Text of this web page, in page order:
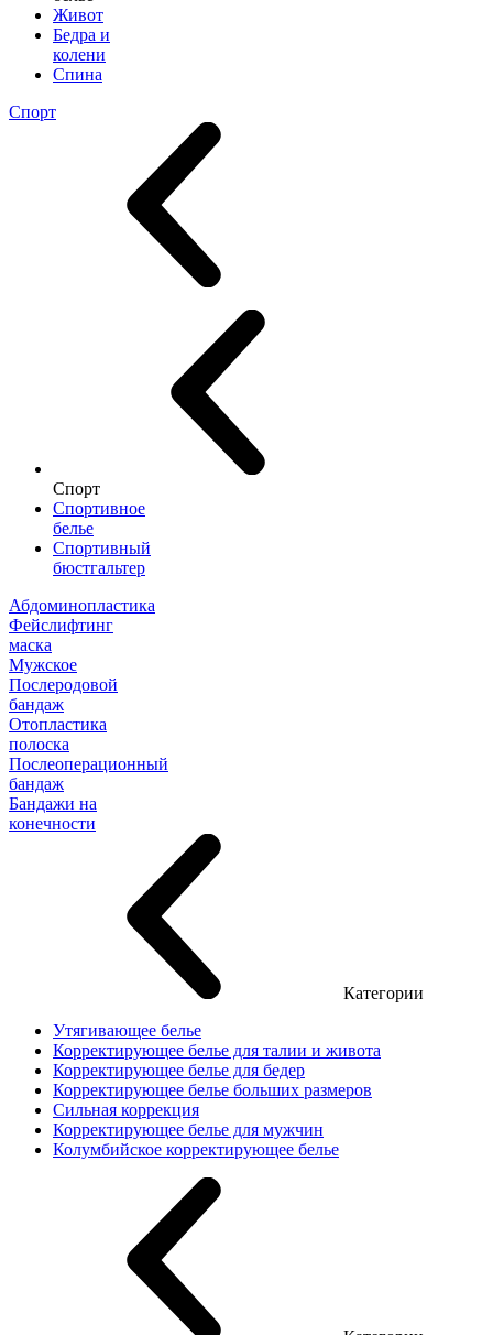
Живот
Бедра и
колени
Спина
Спорт
Спорт
Спортивное
белье
Спортивный
бюстгальтер
Абдоминопластика
Фейслифтинг
маска
Мужское
Послеродовой
бандаж
Отопластика
полоска
Послеоперационный
бандаж
Бандажи на
конечности
Категории
Утягивающее белье
Корректирующее белье для талии и живота
Корректирующее белье для бедер
Корректирующее белье больших размеров
Сильная коррекция
Корректирующее белье для мужчин
Колумбийское корректирующее белье